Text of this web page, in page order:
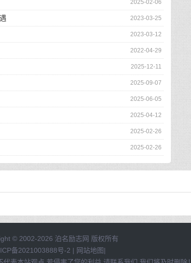
2025-02-06
2023-03-25
2023-03-12
2022-04-29
2025-12-11
2025-09-07
2025-06-05
2025-04-12
2025-02-26
2025-02-26
© 2002-2026 泊名励志网 版权所有
备2021003888号-2 | 网站地图|